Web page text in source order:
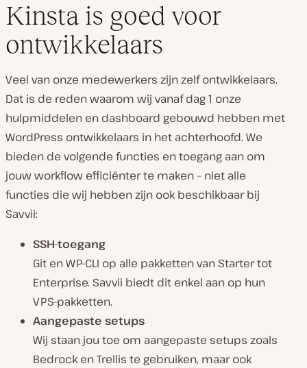
Kinsta is goed voor
ontwikkelaars
Veel van onze medewerkers zijn zelf ontwikkelaars.
Dat is de reden waarom wij vanaf dag 1 onze
hulpmiddelen en dashboard gebouwd hebben met
WordPress ontwikkelaars in het achterhoofd. We
bieden de volgende functies en toegang aan om
jouw workflow efficiënter te maken – niet alle
functies die wij hebben zijn ook beschikbaar bij
Savvii:
SSH-toegang
Git en WP-CLI op alle pakketten van Starter tot
Enterprise. Savvii biedt dit enkel aan op hun
VPS-pakketten.
Aangepaste setups
Wij staan jou toe om aangepaste setups zoals
Bedrock en Trellis te gebruiken, maar ook